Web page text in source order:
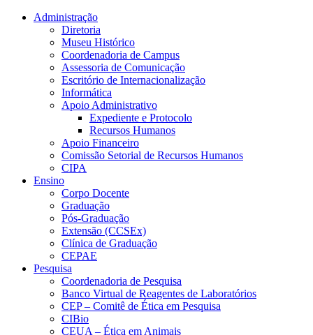
Conteúdo principal Menu principal
Administração
Diretoria
Museu Histórico
Coordenadoria de Campus
Assessoria de Comunicação
Escritório de Internacionalização
Informática
Apoio Administrativo
Expediente e Protocolo
Recursos Humanos
Apoio Financeiro
Comissão Setorial de Recursos Humanos
CIPA
Ensino
Corpo Docente
Graduação
Pós-Graduação
Extensão (CCSEx)
Clínica de Graduação
CEPAE
Pesquisa
Coordenadoria de Pesquisa
Banco Virtual de Reagentes de Laboratórios
CEP – Comitê de Ética em Pesquisa
CIBio
CEUA – Ética em Animais